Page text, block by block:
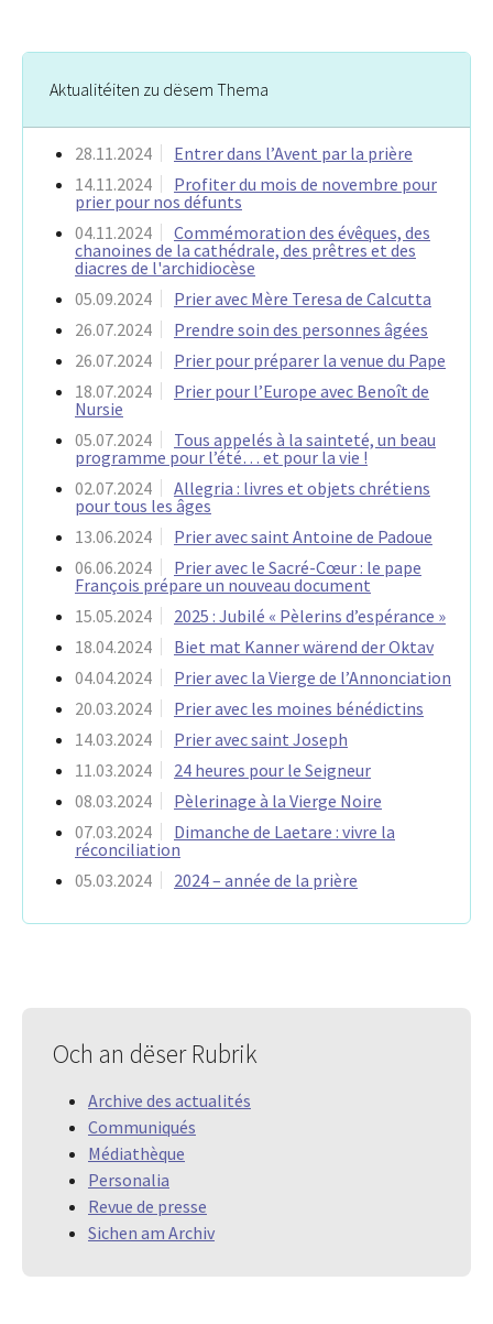
Aktualitéiten zu dësem Thema
28.11.2024
Entrer dans l’Avent par la prière
14.11.2024
Profiter du mois de novembre pour
prier pour nos défunts
04.11.2024
Commémoration des évêques, des
chanoines de la cathédrale, des prêtres et des
diacres de l'archidiocèse
05.09.2024
Prier avec Mère Teresa de Calcutta
26.07.2024
Prendre soin des personnes âgées
26.07.2024
Prier pour préparer la venue du Pape
18.07.2024
Prier pour l’Europe avec Benoît de
Nursie
05.07.2024
Tous appelés à la sainteté, un beau
programme pour l’été… et pour la vie !
02.07.2024
Allegria : livres et objets chrétiens
pour tous les âges
13.06.2024
Prier avec saint Antoine de Padoue
06.06.2024
Prier avec le Sacré-Cœur : le pape
François prépare un nouveau document
15.05.2024
2025 : Jubilé « Pèlerins d’espérance »
18.04.2024
Biet mat Kanner wärend der Oktav
04.04.2024
Prier avec la Vierge de l’Annonciation
20.03.2024
Prier avec les moines bénédictins
14.03.2024
Prier avec saint Joseph
11.03.2024
24 heures pour le Seigneur
08.03.2024
Pèlerinage à la Vierge Noire
07.03.2024
Dimanche de Laetare : vivre la
réconciliation
05.03.2024
2024 – année de la prière
Och an dëser Rubrik
Archive des actualités
Communiqués
Médiathèque
Personalia
Revue de presse
Sichen am Archiv